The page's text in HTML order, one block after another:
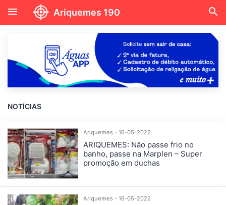
menu Ariquemes 190 search
NOTÍCIAS
Ariquemes - 16-05-2022
ARIQUEMES: Não passe frio no
banho, passe na Marplen – Super
promoção em duchas
Ariquemes - 16-05-2022